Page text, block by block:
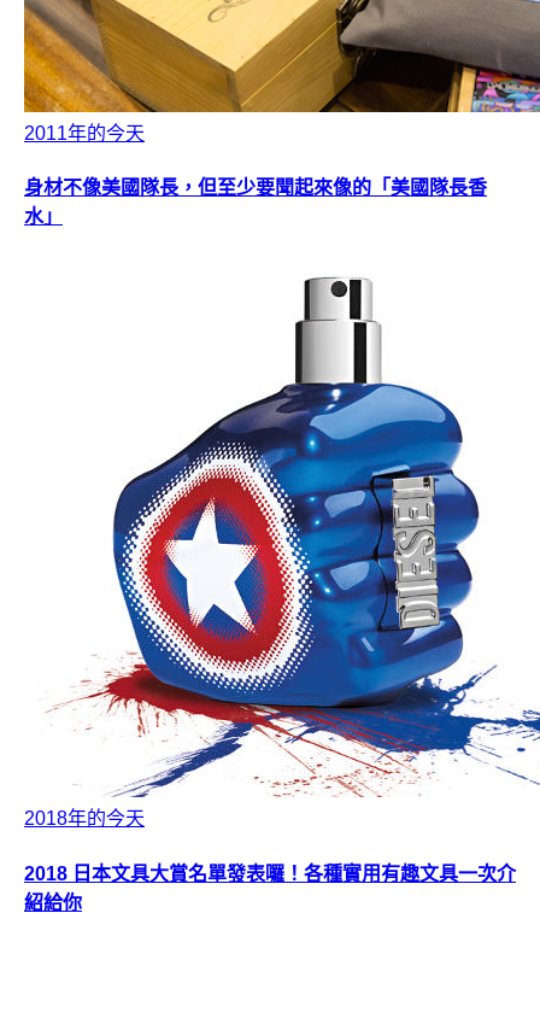
2011年的今天
身材不像美國隊長，但至少要聞起來像的「美國隊長香
水」
2018年的今天
2018 日本文具大賞名單發表囉！各種實用有趣文具一次介
紹給你